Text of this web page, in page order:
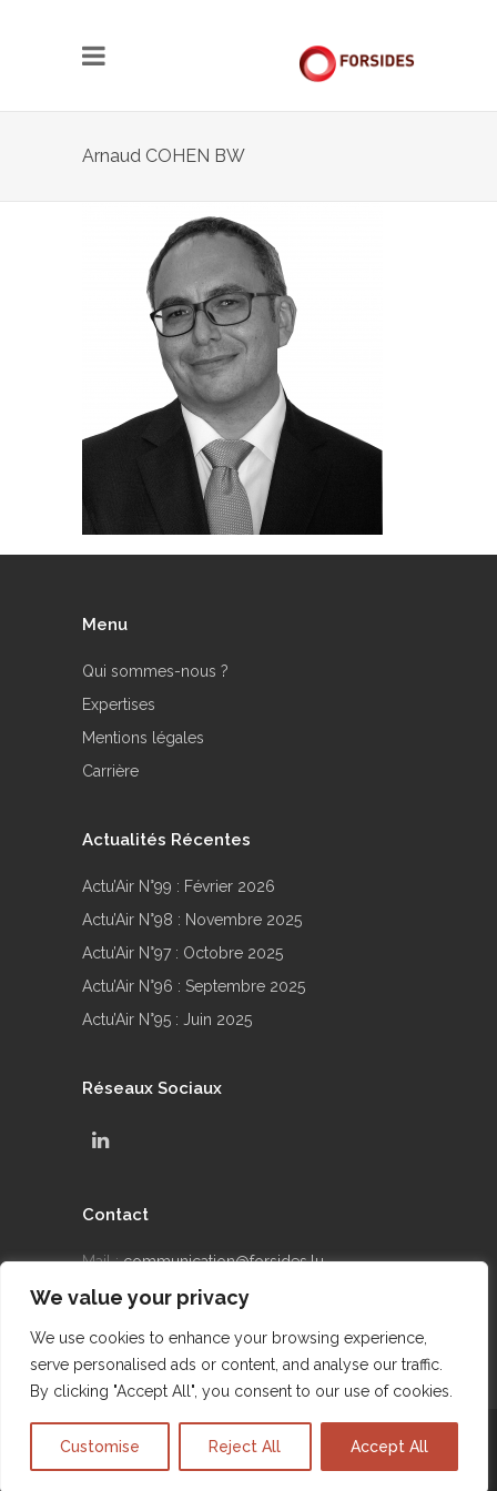
We value your privacy
We use cookies to enhance your browsing experience,
serve personalised ads or content, and analyse our traffic.
By clicking "Accept All", you consent to our use of cookies.
Customise Reject All Accept All
Arnaud COHEN BW
Menu
Qui sommes-nous ?
Expertises
Mentions légales
Carrière
Actualités Récentes
Actu’Air N°99 : Février 2026
Actu’Air N°98 : Novembre 2025
Actu’Air N°97 : Octobre 2025
Actu’Air N°96 : Septembre 2025
Actu’Air N°95 : Juin 2025
Réseaux Sociaux
Contact
Mail :communication@forsides.lu
Téléphone : +352 24 69 90 42
@2015 FORSIDES - Site réalisé par DIGICONSEIL